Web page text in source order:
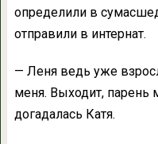
определили в
отправили в интернат.
— Леня ведь уже
меня. Выходит, парень
догадалась Катя.